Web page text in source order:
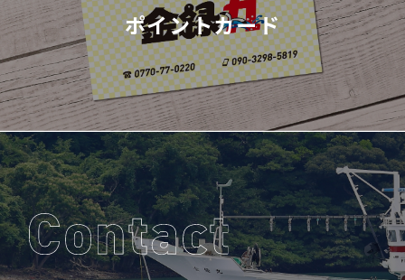
ポイントカード